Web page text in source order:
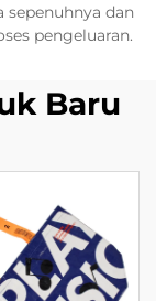
dan
pengeluaran.
Baru